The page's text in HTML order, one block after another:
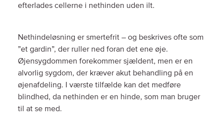
efterlades cellerne i nethinden uden ilt.
Nethindeløsning er smertefrit – og beskrives ofte som
”et gardin”, der ruller ned foran det ene øje.
Øjensygdommen forekommer sjældent, men er en
alvorlig sygdom, der kræver akut behandling på en
øjenafdeling. I værste tilfælde kan det medføre
blindhed, da nethinden er en hinde, som man bruger
til at se med.